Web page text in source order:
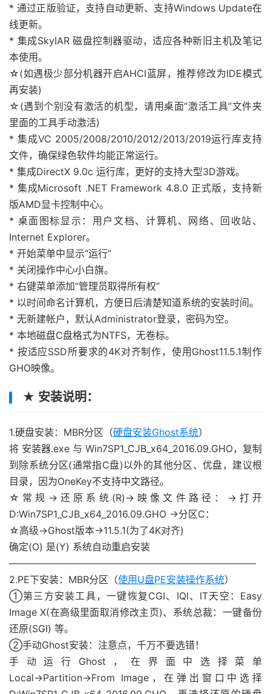
* 通过正版验证，支持自动更新、支持Windows Update在
线更新。
* 集成SkyIAR 磁盘控制器驱动，适应各种新旧主机及笔记
本使用。
☆(如遇极少部分机器开启AHCI蓝屏，推荐修改为IDE模式
再安装)
☆(遇到个别没有激活的机型，请用桌面“激活工具”文件夹
里面的工具手动激活)
* 集成VC 2005/2008/2010/2012/2013/2019运行库支持
文件，确保绿色软件均能正常运行。
* 集成DirectX 9.0c 运行库，更好的支持大型3D游戏。
* 集成Microsoft .NET Framework 4.8.0 正式版，支持新
版AMD显卡控制中心。
* 桌面图标显示：用户文档、计算机、网络、回收站、
Internet Explorer。
* 开始菜单中显示“运行”
* 关闭操作中心小白旗。
* 右键菜单添加“管理员取得所有权”
* 以时间命名计算机，方便日后清楚知道系统的安装时间。
* 无新建帐户，默认Administrator登录，密码为空。
* 本地磁盘C盘格式为NTFS，无卷标。
* 按适应SSD所要求的4K对齐制作，使用Ghost11.5.1制作
GHO映像。
★ 安装说明：
1.硬盘安装：MBR分区（硬盘安装Ghost系统）
将 安装器.exe 与 Win7SP1_CJB_x64_2016.09.GHO，复制
到除系统分区(通常指C盘)以外的其他分区、优盘，建议根
目录，因为OneKey不支持中文路径。
☆常规→还原系统(R)→映像文件路径：→打开
D:Win7SP1_CJB_x64_2016.09.GHO →分区C：
☆高级→Ghost版本→11.5.1(为了4K对齐)
确定(O) 是(Y) 系统自动重启安装
—————————————————————————–
2.PE下安装：MBR分区（使用U盘PE安装操作系统）
①第三方安装工具，一键恢复CGI、IQI、IT天空：Easy
Image X(在高级里面取消修改主页)、系统总裁：一键备份
还原(SGI) 等。
②手动Ghost安装：注意点，千万不要选错！
手动运行Ghost，在界面中选择菜单
Local→Partition→From Image，在弹出窗口中选择